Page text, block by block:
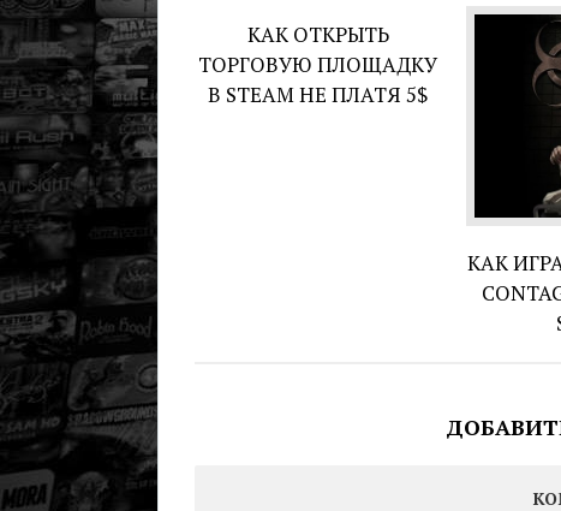
КАК ОТКРЫТЬ
ТОРГОВУЮ ПЛОЩАДКУ
В STEAM НЕ ПЛАТЯ 5$
КАК